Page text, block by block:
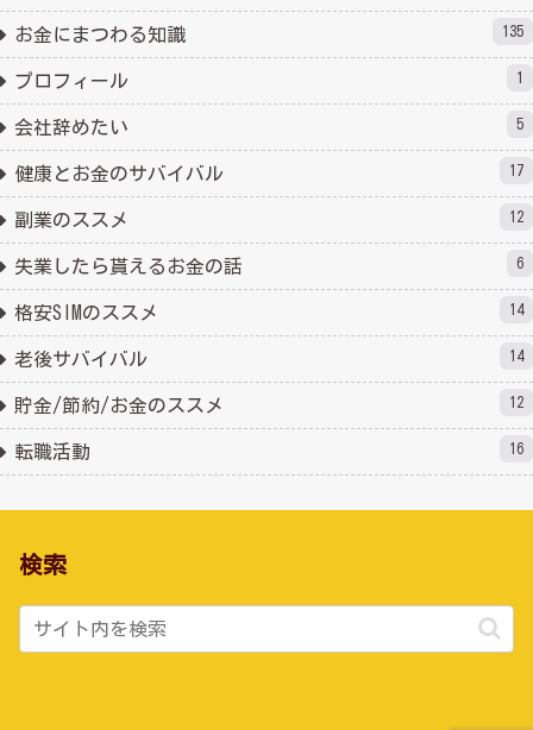
お金にまつわる知識 135
プロフィール 1
会社辞めたい 5
健康とお金のサバイバル 17
副業のススメ 12
失業したら貰えるお金の話 6
格安SIMのススメ 14
老後サバイバル 14
貯金/節約/お金のススメ 12
転職活動 16
検索